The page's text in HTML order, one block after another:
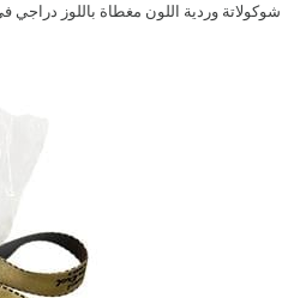
شوكولاتة وردية اللون مغطاة باللوز دراجي في كيس